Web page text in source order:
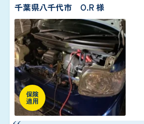
千葉県八千代市 O.R 様
保険
適用